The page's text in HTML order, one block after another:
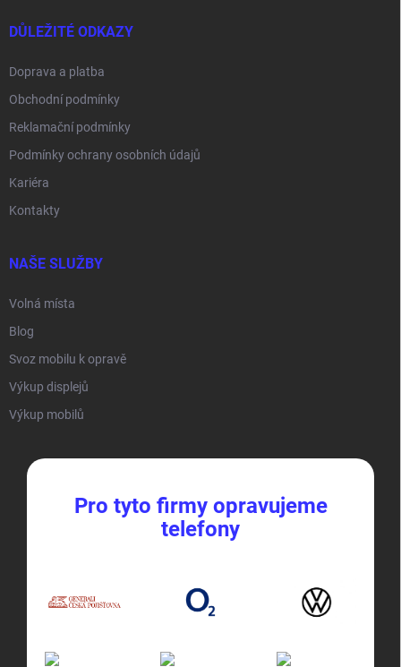
DŮLEŽITÉ ODKAZY
Doprava a platba
Obchodní podmínky
Reklamační podmínky
Podmínky ochrany osobních údajů
Kariéra
Kontakty
NAŠE SLUŽBY
Volná místa
Blog
Svoz mobilu k opravě
Výkup displejů
Výkup mobilů
Pro tyto firmy opravujeme
telefony